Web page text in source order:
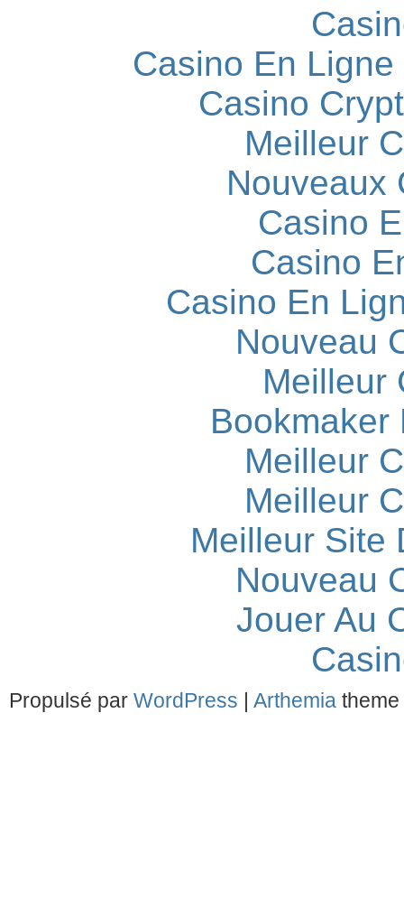
Casino En
Casino
Meilleur
Nouveaux
Casino
Casino
Casino En
Nouveau
Meilleur
Bookmaker
Meilleur
Meilleur
Meilleur Site
Nouveau
Jouer Au
Propulsé par WordPress | Arthemia